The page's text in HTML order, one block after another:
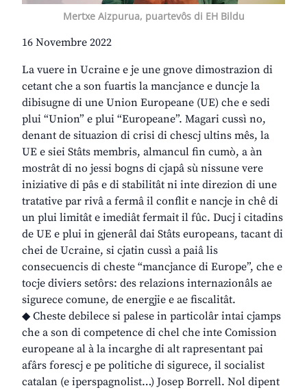
Mertxe Aizpurua, puartevôs di EH Bildu
16 Novembre 2022
La vuere in Ucraine e je une gnove dimostrazion di
cetant che a son fuartis la mancjance e duncje la
dibisugne di une Union Europeane (UE) che e sedi
plui “Union” e plui “Europeane”. Magari cussì no,
denant de situazion di crisi di chescj ultins mês, la
UE e siei Stâts membris, almancul fin cumò, a àn
mostrât di no jessi bogns di cjapâ sù nissune vere
iniziative di pâs e di stabilitât ni inte direzion di une
tratative par rivâ a fermâ il conflit e nancje in chê di
un plui limitât e imediât fermait il fûc. Ducj i citadins
de UE e plui in gjenerâl dai Stâts europeans, tacant di
chei de Ucraine, si cjatin cussì a paiâ lis
consecuencis di cheste “mancjance di Europe”, che e
tocje diviers setôrs: des relazions internazionâls ae
sigurece comune, de energjie e ae fiscalitât.
◆ Cheste debilece si palese in particolâr intai cjamps
che a son di competence di chel che inte Comission
europeane al à la incarghe di alt rapresentant pai
afârs forescj e pe politiche di sigurece, il socialist
catalan (e iperspagnolist…) Josep Borrell. Nol dipent